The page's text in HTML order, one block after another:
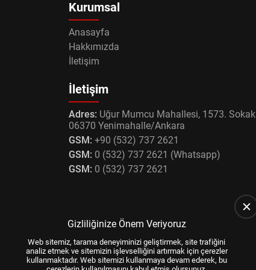
Kurumsal
Anasayfa
Hakkımızda
İletişim
İletişim
Adres: Uğur Mumcu Mahallesi, 1573.
06370 Yenimahalle/Ankara
GSM: +90 (532) 737 2621
GSM: 0 (532) 737 2621 (Whatsapp)
GSM: 0 (532) 737 2621
Gizliliğinize Önem Veriyoruz
Web sitemiz, tarama deneyiminizi geliştirmek, site trafiğini
analiz etmek ve sitemizin işlevselliğini artırmak için çerezler
kullanmaktadır. Web sitemizi kullanmaya devam ederek, bu